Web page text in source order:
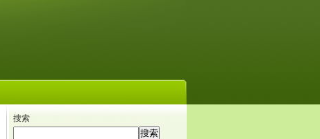
搜索
搜索